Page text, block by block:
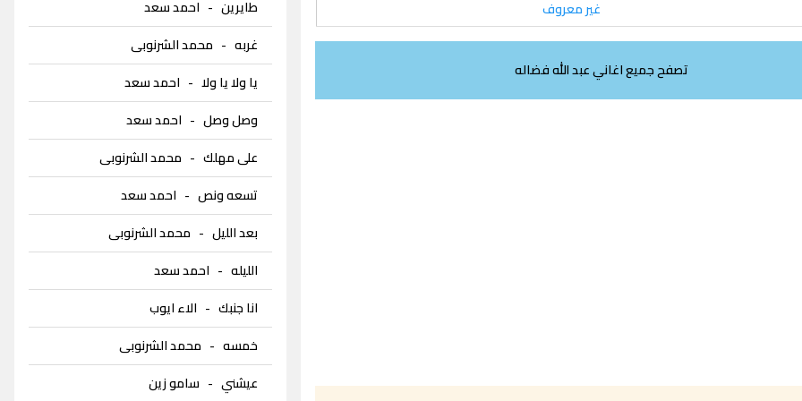
غير معروف
تصفح جميع اغاني عبد الله فضاله
طايرين- احمد سعد
غربه- محمد الشرنوبى
يا ولا يا ولا- احمد سعد
وصل وصل- احمد سعد
على مهلك- محمد الشرنوبى
تسعه ونص- احمد سعد
بعد الليل- محمد الشرنوبى
الليله- احمد سعد
انا جنبك- الاء ايوب
خمسه- محمد الشرنوبى
عيشني- سامو زين